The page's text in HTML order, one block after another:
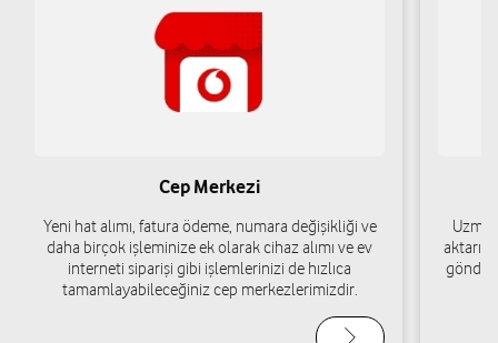
Cep Merkezi
Yeni hat alımı, fatura ödeme, numara değişikliği ve
daha birçok işleminize ek olarak cihaz alımı ve ev
interneti siparişi gibi işlemlerinizi de hızlıca
tamamlayabileceğiniz cep merkezlerimizdir.